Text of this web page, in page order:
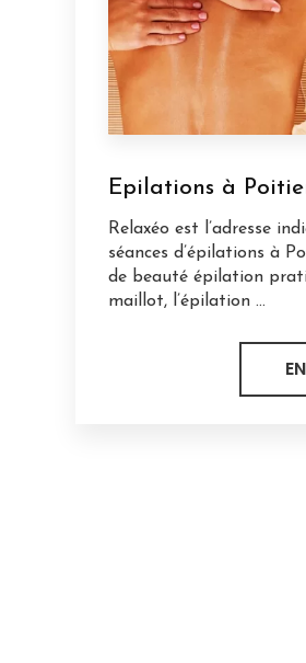
Epilations à
Relaxéo est l’adresse
séances d’épilations à
de beauté épilation
maillot, l’épilation ...